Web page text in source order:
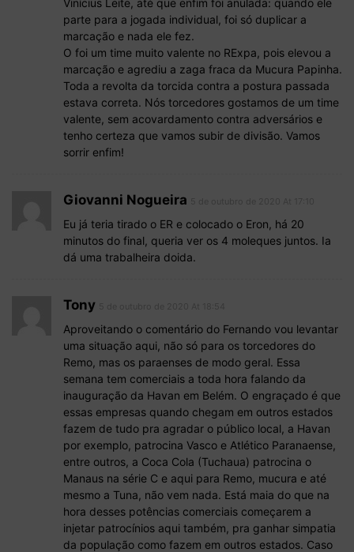
parte para a jogada individual, foi só duplicar a
marcação e nada ele fez.
O foi um time muito valente no RExpa, pois elevou a
marcação e agrediu a zaga fraca da Mucura Papinha.
Toda a revolta da torcida contra a postura passada
estava correta. Nós torcedores gostamos de um time
valente, sem acovardamento contra adversários e
tenho certeza que vamos subir de divisão. Vamos
sorrir enfim!
Giovanni Nogueira
Eu já teria tirado o ER e colocado o Eron, há 20
minutos do final, queria ver os 4 moleques juntos. Ia
dá uma trabalheira doida.
Tony
Aproveitando o comentário do Fernando vou levantar
uma situação aqui, não só para os torcedores do
Remo, mas os paraenses de modo geral. Essa
semana tem comerciais a toda hora falando da
inauguração da Havan em Belém. O engraçado é que
essas empresas quando chegam em outros estados
fazem de tudo pra agradar o público local, a Havan
por exemplo, patrocina Vasco e Atlético Paranaense,
entre outros, a Coca Cola (Tuchaua) patrocina o
Manaus na série C e aqui para Remo, mucura e até
mesmo a Tuna, não vem nada. Está maia do que na
hora desses potências comerciais começarem a
injetar patrocínios aqui também, pra ganhar simpatia
da população como fazem em outros estados. Caso